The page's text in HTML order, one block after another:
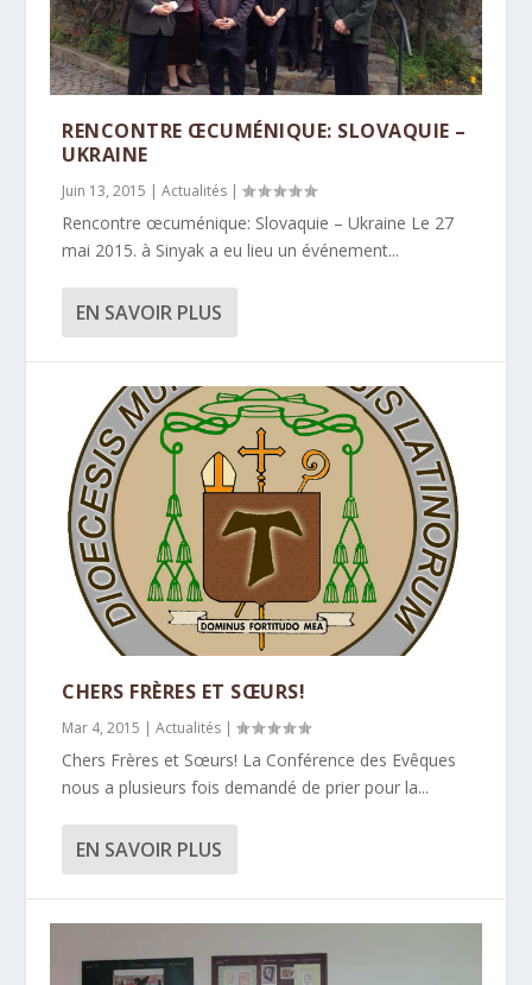
RENCONTRE ŒCUMÉNIQUE: SLOVAQUIE –
UKRAINE
Juin 13, 2015 |Actualités |
Rencontre œcuménique: Slovaquie – Ukraine Le 27
mai 2015. à Sinyak a eu lieu un événement...
EN SAVOIR PLUS
CHERS FRÈRES ET SŒURS!
Mar 4, 2015 |Actualités |
Chers Frères et Sœurs! La Conférence des Evêques
nous a plusieurs fois demandé de prier pour la...
EN SAVOIR PLUS